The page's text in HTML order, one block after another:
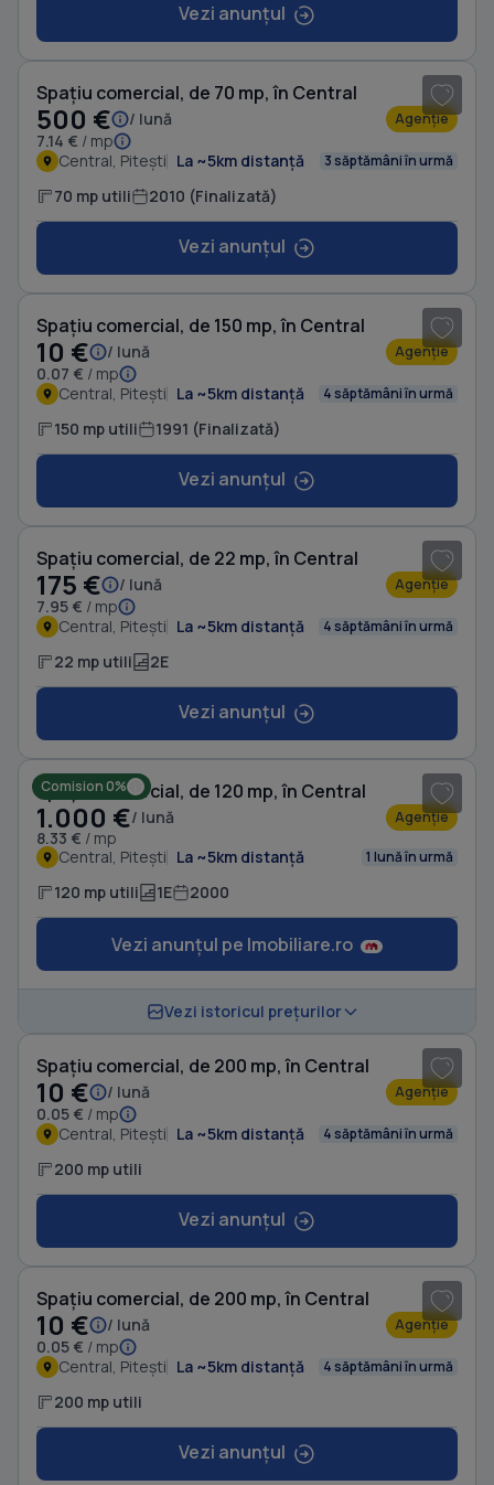
Vezi anunțul
Spațiu comercial, de 70 mp, în Central
500 €
/ lună
7.14 € / mp
Agenție
Central, Pitești La ~5km distanță 3 săptămâni în urmă
70 mp utili 2010 (Finalizată)
Vezi anunțul
Spațiu comercial, de 150 mp, în Central
10 €
/ lună
0.07 € / mp
Agenție
Central, Pitești La ~5km distanță 4 săptămâni în urmă
150 mp utili 1991 (Finalizată)
Vezi anunțul
Spațiu comercial, de 22 mp, în Central
175 €
/ lună
7.95 € / mp
Agenție
Central, Pitești La ~5km distanță 4 săptămâni în urmă
22 mp utili 2E
Vezi anunțul
Comision 0%
Spațiu comercial, de 120 mp, în Central
1.000 €/ lună
8.33 € / mp
Agenție
Central, Pitești La ~5km distanță 1 lună în urmă
120 mp utili 1E 2000
Vezi anunțul pe Imobiliare.ro
Vezi istoricul prețurilor
Spațiu comercial, de 200 mp, în Central
10 €
/ lună
0.05 € / mp
Agenție
Central, Pitești La ~5km distanță 4 săptămâni în urmă
200 mp utili
Vezi anunțul
Spațiu comercial, de 200 mp, în Central
10 €
/ lună
0.05 € / mp
Agenție
Central, Pitești La ~5km distanță 4 săptămâni în urmă
200 mp utili
Vezi anunțul